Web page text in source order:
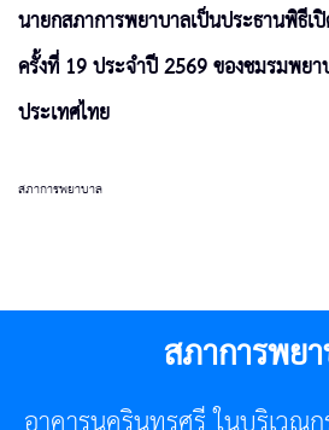
นายกสภาการพยาบาลเป็นประธานพิธีเ
ครั้งที่ 19 ประจำปี 2569 ของชมรมพยา
ประเทศไทย
สภาการพยาบาล
สภาการพย